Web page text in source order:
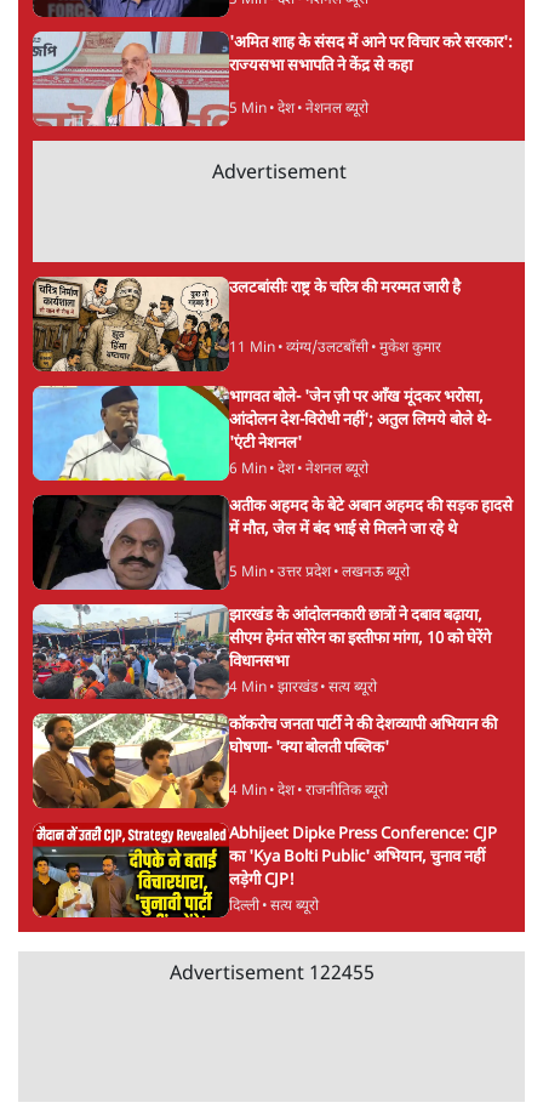
'अमित शाह के संसद में आने पर विचार करे सरकार':
राज्यसभा सभापति ने केंद्र से कहा
5 Min• देश• नेशनल ब्यूरो
Advertisement
उलटबांसीः राष्ट्र के चरित्र की मरम्मत जारी है
11 Min• व्यंग्य/उलटबाँसी• मुकेश कुमार
भागवत बोले- 'जेन ज़ी पर आँख मूंदकर भरोसा,
आंदोलन देश-विरोधी नहीं'; अतुल लिमये बोले थे-
'एंटी नेशनल'
6 Min• देश• नेशनल ब्यूरो
अतीक अहमद के बेटे अबान अहमद की सड़क हादसे
में मौत, जेल में बंद भाई से मिलने जा रहे थे
5 Min• उत्तर प्रदेश• लखनऊ ब्यूरो
झारखंड के आंदोलनकारी छात्रों ने दबाव बढ़ाया,
सीएम हेमंत सोरेन का इस्तीफा मांगा, 10 को घेरेंगे
विधानसभा
4 Min• झारखंड• सत्य ब्यूरो
कॉकरोच जनता पार्टी ने की देशव्यापी अभियान की
घोषणा- 'क्या बोलती पब्लिक'
4 Min• देश• राजनीतिक ब्यूरो
Abhijeet Dipke Press Conference: CJP
का 'Kya Bolti Public' अभियान, चुनाव नहीं
लड़ेगी CJP!
दिल्ली• सत्य ब्यूरो
Advertisement 122455